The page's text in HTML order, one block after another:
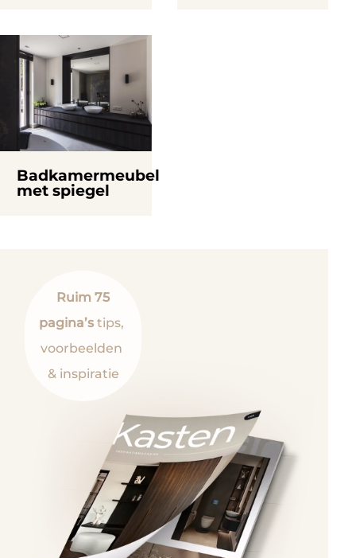
Badkamermeubel
met spiegel
Ruim 75
pagina’s tips,
voorbeelden
& inspiratie